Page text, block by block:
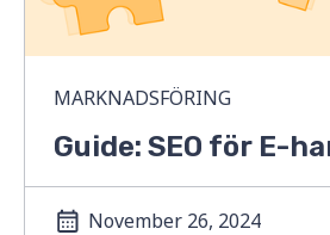
MARKNADSFÖRING
Guide: SEO för E-
November 26, 2024